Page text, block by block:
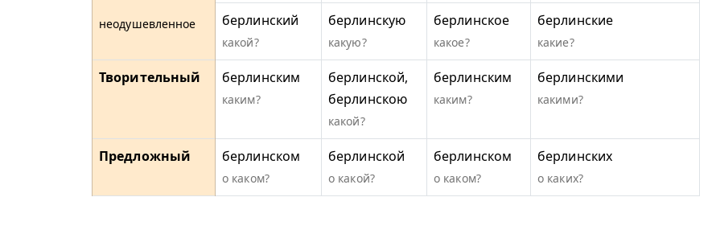
неодушевленное берлинский
какой?
берлинскую
какую?
берлинское
какое?
берлинские
какие?
Творительный берлинским
каким?
берлинской,
берлинскою
какой?
берлинским
каким?
берлинскими
какими?
Предложный берлинском
о каком?
берлинской
о какой?
берлинском
о каком?
берлинских
о каких?